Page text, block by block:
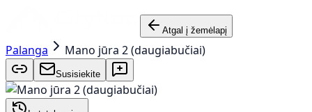
Atgal į žemėlapį
Palanga Mano jūra 2 (daugiabučiai)
Susisiekite